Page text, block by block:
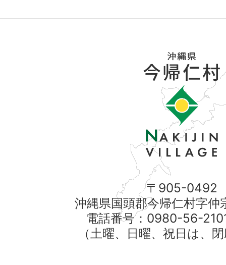
〒905-0492
沖縄県国頭郡今帰仁村字仲
電話番号：0980-56-
（土曜、日曜、祝日は、